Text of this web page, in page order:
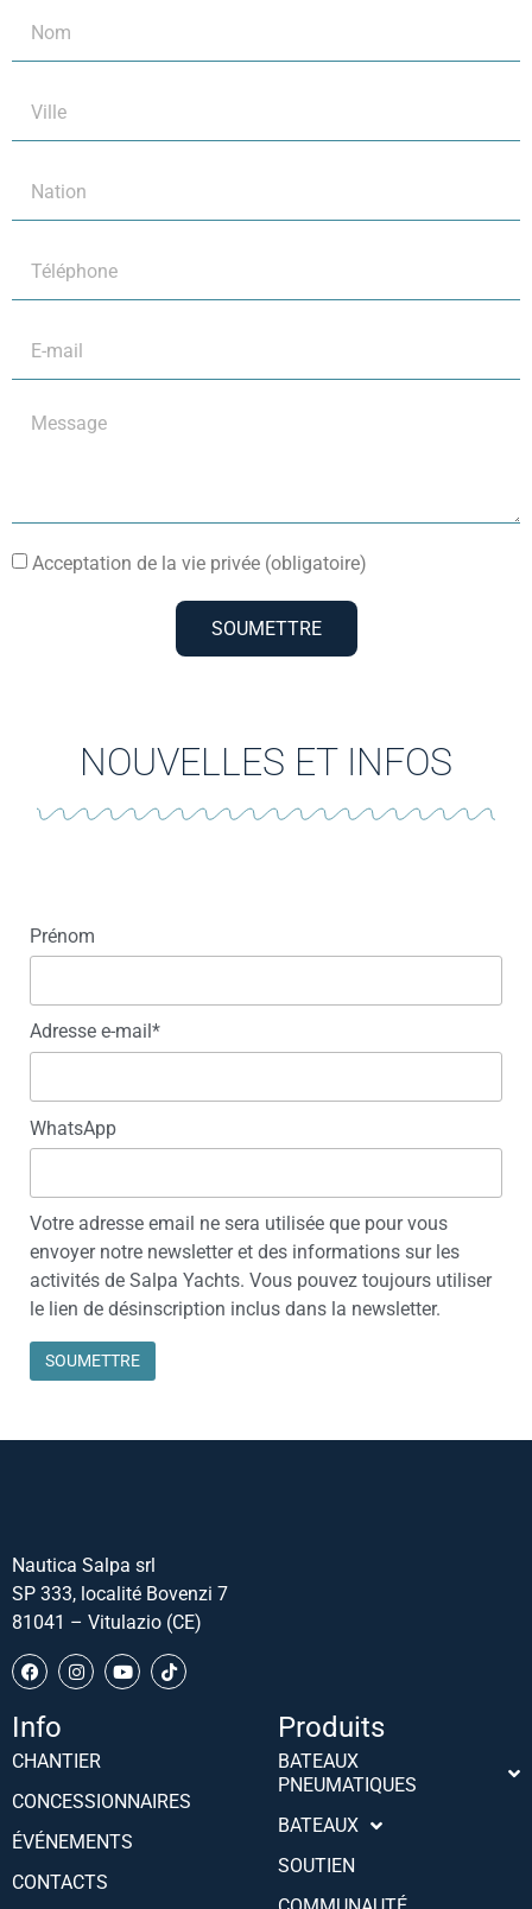
Acceptation de la vie privée (obligatoire)
SOUMETTRE
NOUVELLES ET INFOS
Prénom
Adresse e-mail*
WhatsApp
Votre adresse email ne sera utilisée que pour vous
envoyer notre newsletter et des informations sur les
activités de Salpa Yachts. Vous pouvez toujours utiliser
le lien de désinscription inclus dans la newsletter.
Nautica Salpa srl
SP 333, localité Bovenzi 7
81041 – Vitulazio (CE)
Info
CHANTIER
CONCESSIONNAIRES
ÉVÉNEMENTS
CONTACTS
Produits
BATEAUX
PNEUMATIQUES
BATEAUX
SOUTIEN
Hrvatski
Slovenščina
Português (AO90)